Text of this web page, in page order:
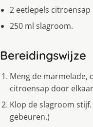
2 eetlepels citroensap
250 ml slagroom.
Bereidingswijze
Meng de marmelade,
citroensap door
Klop de slagroom
gebeuren.)